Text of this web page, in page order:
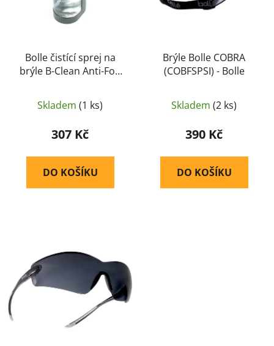
Bolle čistící sprej na
brýle B-Clean Anti-Fog
Bolle
Skladem (1 ks)
307 Kč
DO KOŠÍKU
Brýle Bolle COBRA
(COBFSPSI) - Bolle
Skladem (2 ks)
390 Kč
DO KOŠÍKU